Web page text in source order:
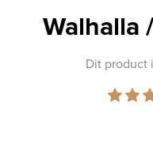
Walhalla
Dit product